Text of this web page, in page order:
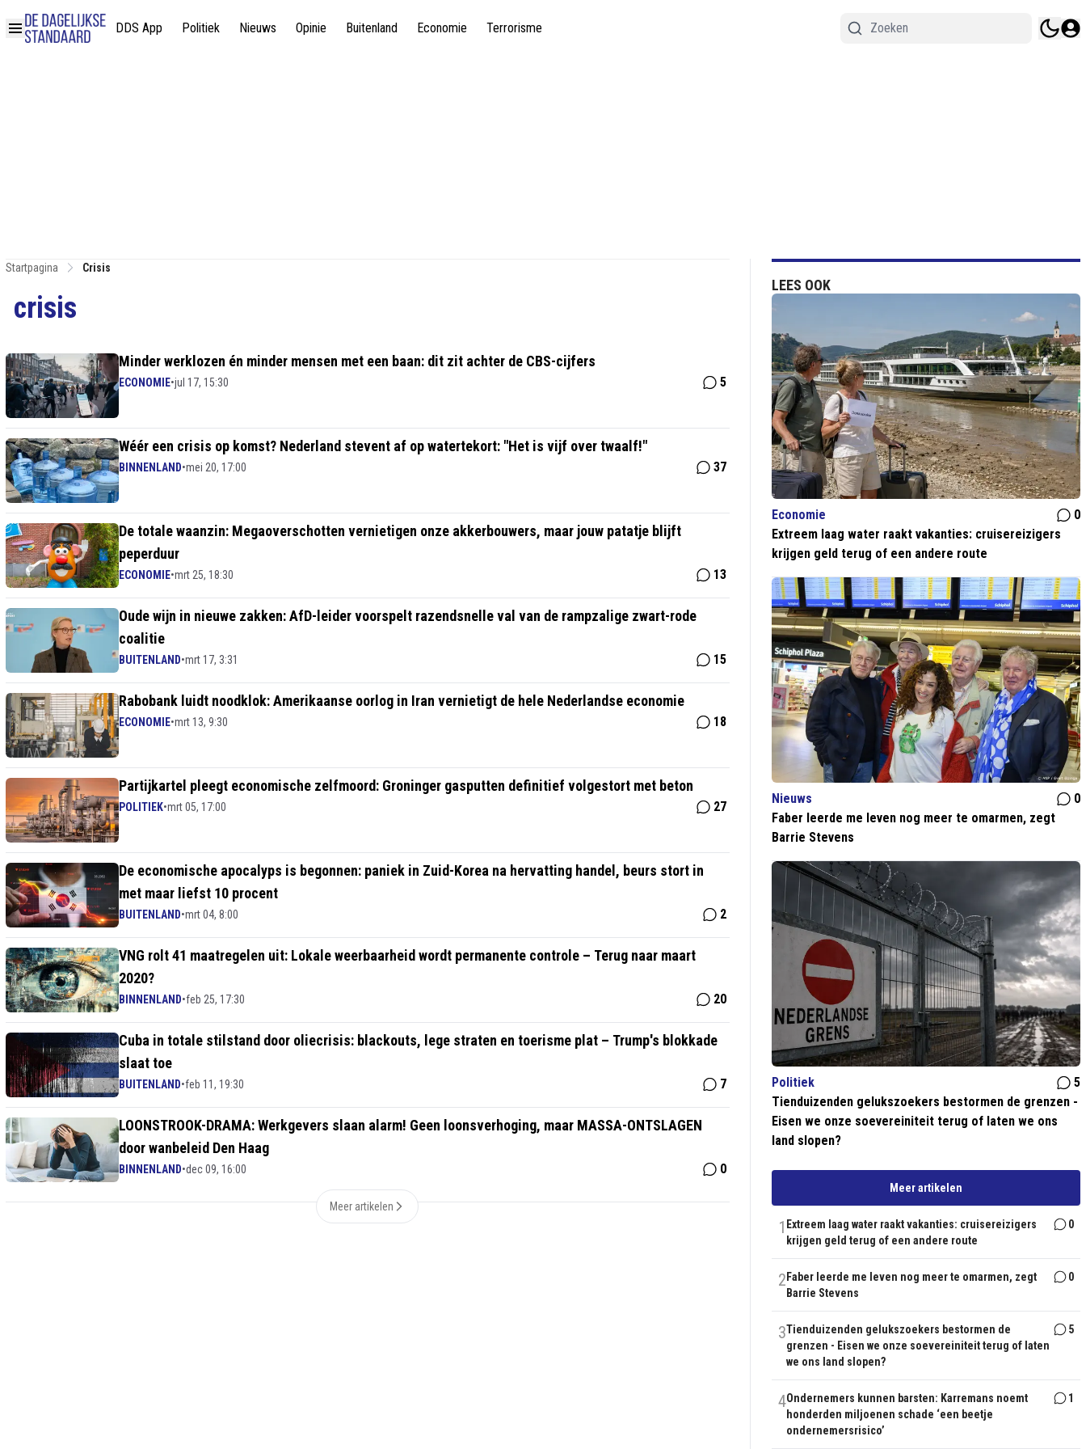
DDS App Politiek Nieuws Opinie Buitenland Economie Terrorisme
Startpagina Crisis
crisis
Minder werklozen én minder mensen met een baan: dit zit achter de CBS-cijfers
ECONOMIE•jul 17, 15:30 5
Wéér een crisis op komst? Nederland stevent af op watertekort: "Het is vijf over twaalf!"
BINNENLAND•mei 20, 17:00 37
De totale waanzin: Megaoverschotten vernietigen onze akkerbouwers, maar jouw patatje blijft
peperduur
ECONOMIE•mrt 25, 18:30 13
Oude wijn in nieuwe zakken: AfD-leider voorspelt razendsnelle val van de rampzalige zwart-rode
coalitie
BUITENLAND•mrt 17, 3:31 15
Rabobank luidt noodklok: Amerikaanse oorlog in Iran vernietigt de hele Nederlandse economie
ECONOMIE•mrt 13, 9:30 18
Partijkartel pleegt economische zelfmoord: Groninger gasputten definitief volgestort met beton
POLITIEK•mrt 05, 17:00 27
De economische apocalyps is begonnen: paniek in Zuid-Korea na hervatting handel, beurs stort in
met maar liefst 10 procent
BUITENLAND•mrt 04, 8:00 2
VNG rolt 41 maatregelen uit: Lokale weerbaarheid wordt permanente controle – Terug naar maart
2020?
BINNENLAND•feb 25, 17:30 20
Cuba in totale stilstand door oliecrisis: blackouts, lege straten en toerisme plat – Trump's blokkade
slaat toe
BUITENLAND•feb 11, 19:30 7
LOONSTROOK-DRAMA: Werkgevers slaan alarm! Geen loonsverhoging, maar MASSA-ONTSLAGEN
door wanbeleid Den Haag
BINNENLAND•dec 09, 16:00 0
Meer artikelen
LEES OOK
Economie
0
Extreem laag water raakt vakanties: cruisereizigers
krijgen geld terug of een andere route
Nieuws
0
Faber leerde me leven nog meer te omarmen, zegt
Barrie Stevens
Politiek
5
Tienduizenden gelukszoekers bestormen de grenzen -
Eisen we onze soevereiniteit terug of laten we ons
land slopen?
Meer artikelen
1 Extreem laag water raakt vakanties: cruisereizigers
krijgen geld terug of een andere route
0
2 Faber leerde me leven nog meer te omarmen, zegt
Barrie Stevens
0
3Tienduizenden gelukszoekers bestormen de
grenzen - Eisen we onze soevereiniteit terug of laten
we ons land slopen?
5
4Ondernemers kunnen barsten: Karremans noemt
honderden miljoenen schade ‘een beetje
ondernemersrisico’
1